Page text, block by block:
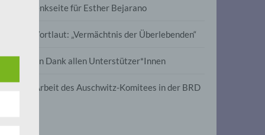
Gedenkseite für Esther Bejarano
Im Wortlaut: „Vermächtnis der Überlebenden“
Vielen Dank allen Unterstützer*Innen
Zur Arbeit des Auschwitz-Komitees in der BRD